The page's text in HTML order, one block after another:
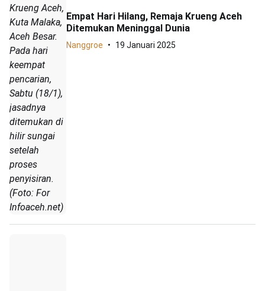
Krueng Aceh,
Kuta Malaka,
Aceh Besar.
Pada hari
keempat
pencarian,
Sabtu (18/1),
jasadnya
ditemukan di
hilir sungai
setelah
proses
penyisiran.
(Foto: For
Infoaceh.net)
Empat Hari Hilang, Remaja Krueng Aceh
Ditemukan Meninggal Dunia
Nanggroe 19 Januari 2025